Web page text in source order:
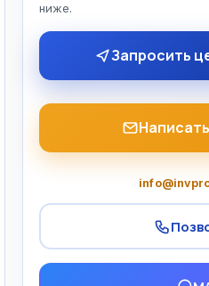
ниже.
Запросить